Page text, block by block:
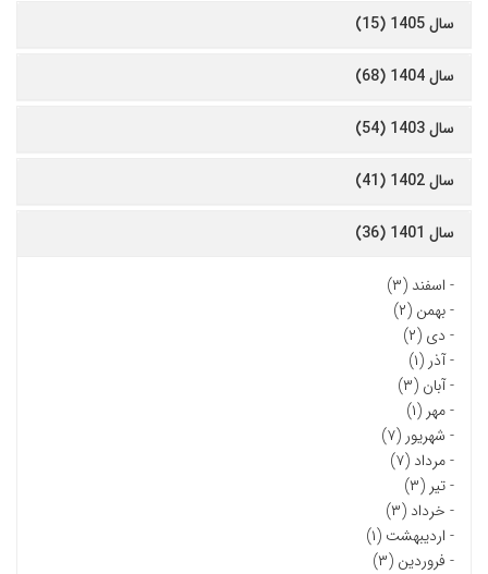
سال 1405 (15)
سال 1404 (68)
سال 1403 (54)
سال 1402 (41)
سال 1401 (36)
- اسفند (۳)
-بهمن (۲)
- دی (۲)
-آذر (۱)
-آبان (۳)
-مهر (۱)
- شهریور (۷)
-مرداد (۷)
-تیر (۳)
- خرداد (۳)
- اردیبهشت (۱)
- فروردین (۳)